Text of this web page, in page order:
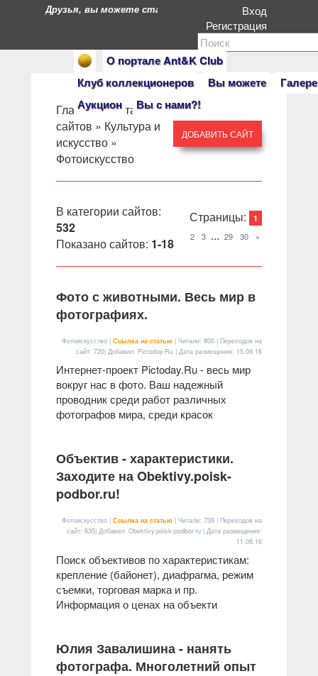
О портале Ant&K Club
Клуб коллекционеров
Вы можете
Аукцион
Вы с нами?!
Друзья, вы можете стать героями нашего портала.
Вход
Регистрация
Главная»Каталог
сайтов » Культура и
искусство »
Фотоискусство
ДОБАВИТЬ САЙТ
В категории сайтов:
532
Показано сайтов: 1-18
Страницы: 1
2 3 ... 29 30 »
Фото с животными. Весь мир в
фотографиях.
Фотоискусство | Ссылка на статью | Читали: 800 | Переходов на
сайт: 720| Добавил: Pictoday.Ru | Дата размещения: 15.09.16
Интернет-проект Pictoday.Ru - весь мир
вокруг нас в фото. Ваш надежный
проводник среди работ различных
фотографов мира, среди красок
Объектив - характеристики.
Заходите на Obektivy.poisk-
podbor.ru!
Фотоискусство | Ссылка на статью | Читали: 739 | Переходов на
сайт: 635| Добавил: Obektivy.poisk-podbor.ru | Дата размещения:
11.08.16
Поиск объективов по характеристикам:
крепление (байонет), диафрагма, режим
съемки, торговая марка и пр.
Информация о ценах на объекти
Юлия Завалишина - нанять
фотографа. Многолетний опыт